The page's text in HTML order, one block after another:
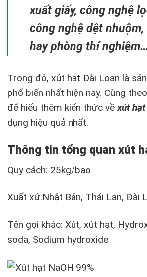
xuất giấy, công nghệ
công nghệ dệt
hay phòng thí nghiệm…
Trong đó, xút hạt Đài Loan là
phổ biến nhất hiện nay. Cùng
để hiểu thêm kiến thức vềxút hạt
dụng hiệu quả nhất.
Thông tin tổng quan xút
Quy cách: 25kg/bao
Xuất xứ:Nhật Bản, Thái Lan, Đài
Tên gọi khác: Xút, xút hạt,
soda, Sodium hydroxide